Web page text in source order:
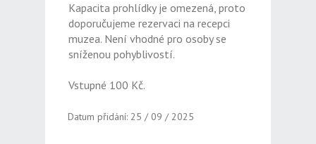
Kapacita prohlídky je omezená, proto
doporučujeme rezervaci na recepci
muzea. Není vhodné pro osoby se
sníženou pohyblivostí.
Vstupné 100 Kč.
Datum přidání: 25 / 09 / 2025